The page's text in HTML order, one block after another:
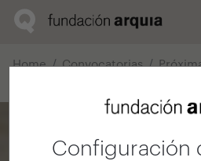
Configuración
Home Convocatorias